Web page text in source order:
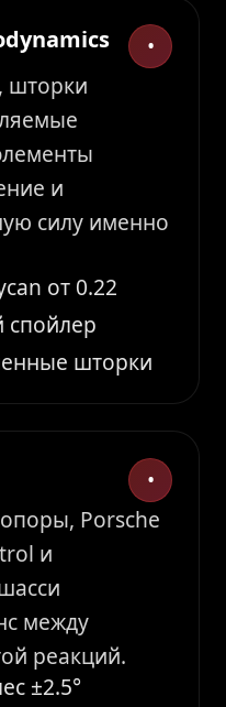
•
шторки
и
силу именно
от 0.22
шторки
•
Porsche
и
между
реакций.
±2.5°